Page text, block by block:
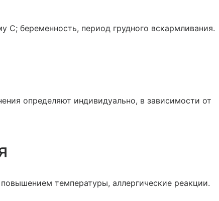
С; беременность, период грудного вскармливания.
определяют индивидуально, в зависимости от
температуры, аллергические реакции.